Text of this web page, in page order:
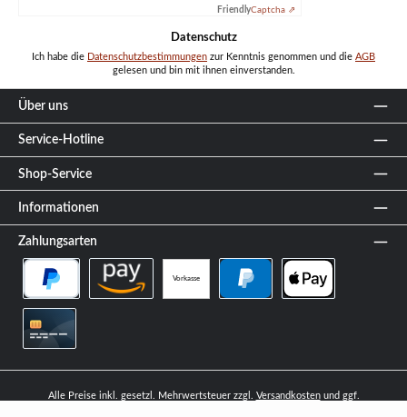
FriendlyCaptcha ⇗
Datenschutz
Ich habe die Datenschutzbestimmungen zur Kenntnis genommen und die AGB
gelesen und bin mit ihnen einverstanden.
Über uns
Service-Hotline
Shop-Service
Informationen
Zahlungsarten
Vorkasse
PayPal Später Bezahlen
Alle Preise inkl. gesetzl. Mehrwertsteuer zzgl. Versandkostenund ggf.